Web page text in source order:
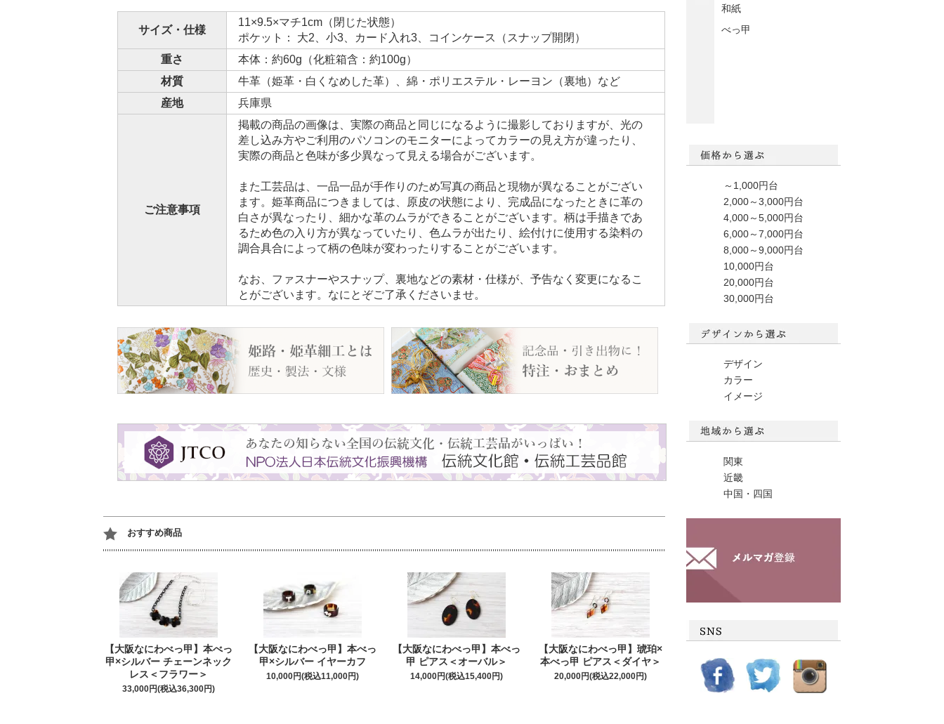
サイズ・仕様
11×9.5×マチ1cm（閉じた状態）
ポケット： 大2、小3、カード入れ3、コインケース（スナップ開閉）
重さ
本体：約60g（化粧箱含：約100g）
材質
牛革（姫革・白くなめした革）、綿・ポリエステル・レーヨン（裏地）など
産地
兵庫県
ご注意事項
掲載の商品の画像は、実際の商品と同じになるように撮影しておりますが、光の
差し込み方やご利用のパソコンのモニターによってカラーの見え方が違ったり、
実際の商品と色味が多少異なって見える場合がございます。
また工芸品は、一品一品が手作りのため写真の商品と現物が異なることがござい
ます。姫革商品につきましては、原皮の状態により、完成品になったときに革の
白さが異なったり、細かな革のムラができることがございます。柄は手描きであ
るため色の入り方が異なっていたり、色ムラが出たり、絵付けに使用する染料の
調合具合によって柄の色味が変わったりすることがございます。
なお、ファスナーやスナップ、裏地などの素材・仕様が、予告なく変更になるこ
とがございます。なにとぞご了承くださいませ。
おすすめ商品
【大阪なにわべっ甲】本べっ
甲×シルバー チェーンネック
レス＜フラワー＞
33,000円(税込36,300円)
【大阪なにわべっ甲】本べっ
甲×シルバー イヤーカフ
10,000円(税込11,000円)
【大阪なにわべっ甲】本べっ
甲 ピアス＜オーバル＞
14,000円(税込15,400円)
【大阪なにわべっ甲】琥珀×
本べっ甲 ピアス＜ダイヤ＞
20,000円(税込22,000円)
和紙
べっ甲
～1,000円台
2,000～3,000円台
4,000～5,000円台
6,000～7,000円台
8,000～9,000円台
10,000円台
20,000円台
30,000円台
デザイン
カラー
イメージ
関東
近畿
中国・四国